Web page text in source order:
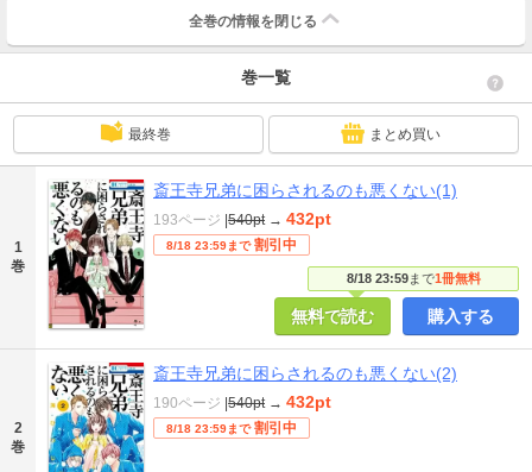
全巻の情報を 閉じる
巻一覧
最終巻 まとめ買い
1
巻
斎王寺兄弟に困らされるのも悪くない(1)
8/18 23:59まで1冊無料
193ページ |540pt → 432pt
8/18 23:59まで 割引中
無料で読む 購入する
2
巻
斎王寺兄弟に困らされるのも悪くない(2)
190ページ |540pt → 432pt
8/18 23:59まで 割引中